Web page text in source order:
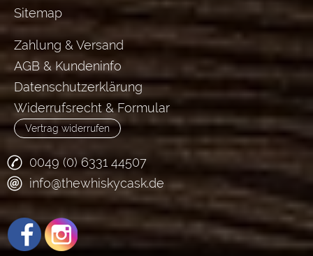
Sitemap
Zahlung & Versand
AGB & Kundeninfo
Datenschutzerklärung
Widerrufsrecht & Formular
Vertrag widerrufen
0049 (0) 6331 44507
info@thewhiskycask.de